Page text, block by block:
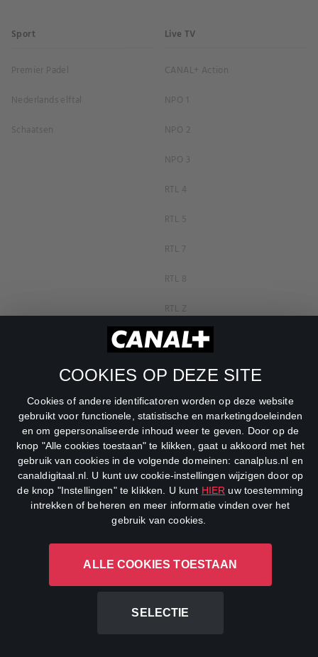
COOKIES OP DEZE SITE
Cookies of andere identificatoren worden op deze website
gebruikt voor functionele, statistische en marketingdoeleinden
en om gepersonaliseerde inhoud weer te geven. Door op de
knop "Alle cookies toestaan" te klikken, gaat u akkoord met het
gebruik van cookies in de volgende domeinen: canalplus.nl en
canaldigitaal.nl. U kunt uw cookie-instellingen wijzigen door op
de knop "Instellingen" te klikken. U kunt HIER uw toestemming
intrekken of beheren en meer informatie vinden over het
gebruik van cookies.
ALLE COOKIES TOESTAAN
SELECTIE
Sport
Premier Padel
Nederlands elftal
Schaatsen
Live TV
CANAL+ Action
NPO 1
NPO 2
NPO 3
RTL 4
RTL 5
RTL 7
RTL 8
RTL Z
SBS6
Net5
Veronica
DreamWorks Channel
CANAL+ Luxembourg S. à r.l., Rue Albert Borschette 4, L-1246
Luxembourg: B 87.905